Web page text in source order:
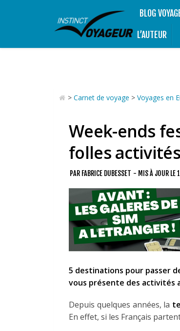
BLOG
L’AUTEUR
> Carnet de voyage > Voyages en
Week-ends
folles
PAR FABRICE DUBESSET - MIS À JOUR LE
5 destinations pour passer
vous présente des activités
Depuis quelques années, la
En effet, si les Français